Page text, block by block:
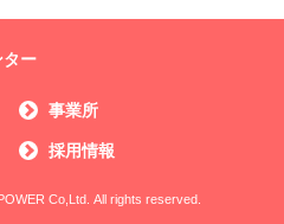
ター
事業所
採用情報
Co,Ltd. All rights reserved.